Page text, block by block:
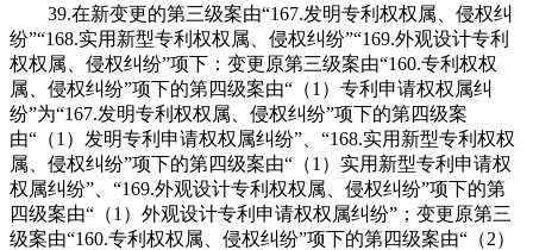
39.在新变更的第三级案由“167.发明专利权权属、侵权纠
纷”“168.实用新型专利权权属、侵权纠纷”“169.外观设计专利
权权属、侵权纠纷”项下：变更原第三级案由“160.专利权权
属、侵权纠纷”项下的第四级案由“（1）专利申请权权属纠
纷”为“167.发明专利权权属、侵权纠纷”项下的第四级案
由“（1）发明专利申请权权属纠纷”、“168.实用新型专利权权
属、侵权纠纷”项下的第四级案由“（1）实用新型专利申请权
权属纠纷”、“169.外观设计专利权权属、侵权纠纷”项下的第
四级案由“（1）外观设计专利申请权权属纠纷”；变更原第三
级案由“160.专利权权属、侵权纠纷”项下的第四级案由“（2）